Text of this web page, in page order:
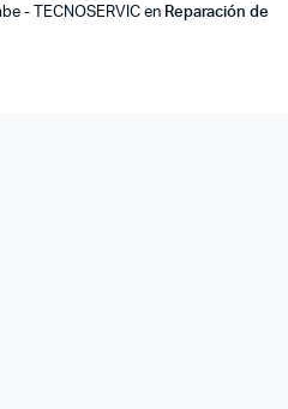
- TECNOSERVICen Reparación de